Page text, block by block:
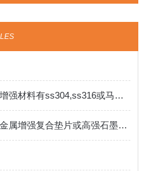
增强石墨垫片常用的内层增强材料有ss304,ss316或马口铁等
墨复合垫片又称柔性石墨金属增强复合垫片或高强石墨垫片